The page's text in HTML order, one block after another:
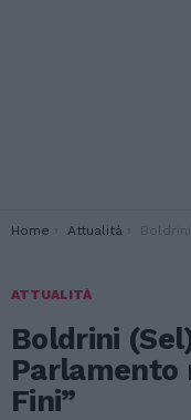
You are here:
Home Attualità Boldrini (Sel): “Nuovo
ATTUALITÀ
Boldrini
Parlamento
Fini”